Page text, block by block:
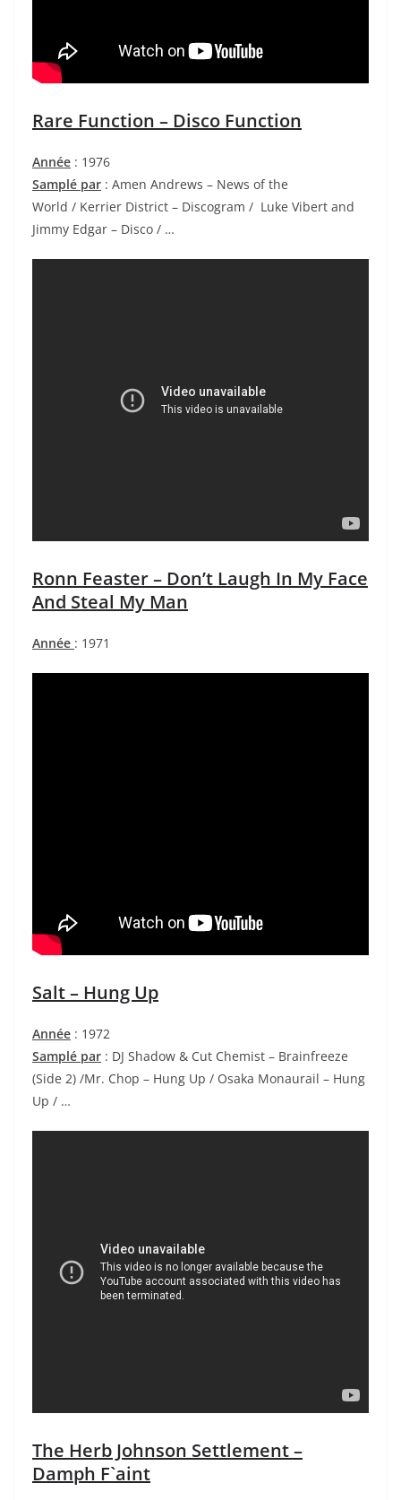
Rare Function – Disco Function
Année : 1976
Samplé par : Amen Andrews – News of the
World / Kerrier District – Discogram / Luke Vibert and
Jimmy Edgar – Disco / …
Ronn Feaster – Don’t Laugh In My Face
And Steal My Man
Année : 1971
Salt – Hung Up
Année : 1972
Samplé par : DJ Shadow & Cut Chemist – Brainfreeze
(Side 2) /Mr. Chop – Hung Up / Osaka Monaurail – Hung
Up / …
The Herb Johnson Settlement –
Damph F`aint